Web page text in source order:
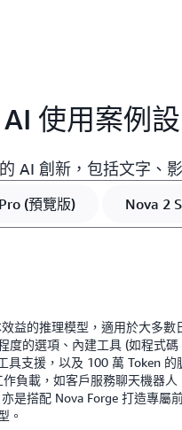
使用案例
AI 創新，包括文字、
(預覽版) Nova 2
益的推理模型，適用於大多數
度的選項、內建工具 (如程式碼
具支援，以及 100 萬 Token 的
負載，如客戶服務聊天機器人
是搭配 Nova Forge 打造專屬
。